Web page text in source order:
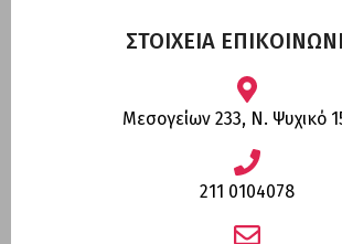
ΣΤΟΙΧΕΙΑ
Μεσογείων 233, Ν. Ψυχικό
211 0104078